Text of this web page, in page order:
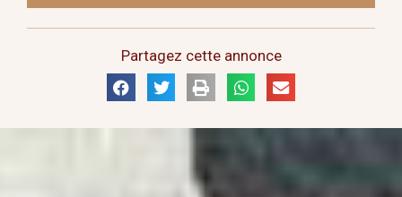
Partagez cette annonce